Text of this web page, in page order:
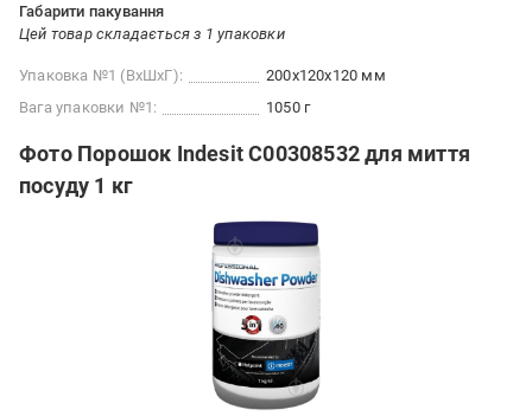
Габарити пакування
Цей товар складається з 1 упаковки
Упаковка №1 (ВхШхГ):
200x120x120 мм
Вага упаковки №1:
1050 г
Фото Порошок Indesit С00308532 для миття
посуду 1 кг